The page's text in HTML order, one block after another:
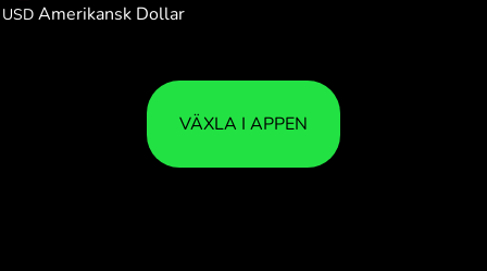
USD Amerikansk Dollar
VÄXLA I APPEN